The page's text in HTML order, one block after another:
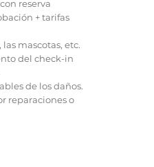
reserva
+ tarifas
mascotas, etc.
del check-in
de los daños.
reparaciones o